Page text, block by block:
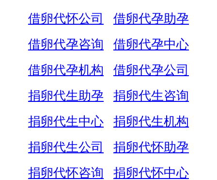
借卵代怀公司
借卵代孕助孕
借卵代孕咨询
借卵代孕中心
借卵代孕机构
借卵代孕公司
捐卵代生助孕
捐卵代生咨询
捐卵代生中心
捐卵代生机构
捐卵代生公司
捐卵代怀助孕
捐卵代怀咨询
捐卵代怀中心